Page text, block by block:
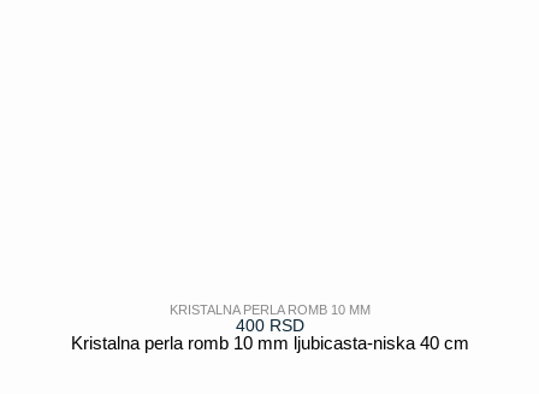
KRISTALNA PERLA ROMB 10 MM
400 RSD
Kristalna perla romb 10 mm ljubicasta-niska 40 cm